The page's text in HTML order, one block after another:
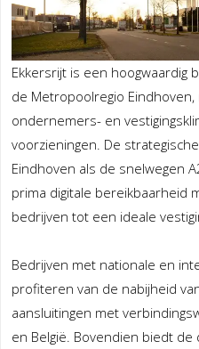
Ekkersrijt is een hoogwaardig
de Metropoolregio
ondernemers- en
voorzieningen. De
Eindhoven als de snelwegen
prima digitale bereikbaarheid
bedrijven tot een ideale
Bedrijven met nationale en
profiteren van de nabijheid
aansluitingen met
en België. Bovendien biedt de